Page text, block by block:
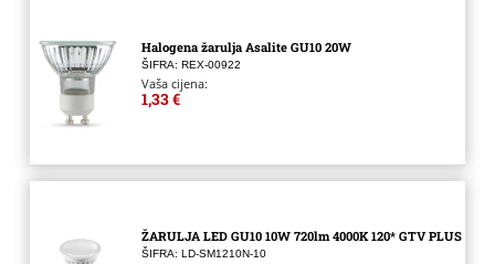
Halogena žarulja Asalite GU10 20W
ŠIFRA: REX-00922
Vaša cijena:
1,33 €
ŽARULJA LED GU10 10W 720lm 4000K 120* GTV PLUS
ŠIFRA: LD-SM1210N-10